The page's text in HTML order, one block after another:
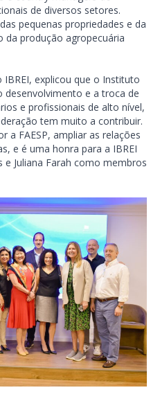
de diversos setores.
pequenas propriedades e da
produção agropecuária
explicou que o Instituto
e a troca de
e profissionais de alto nível,
tem muito a contribuir.
a FAESP, ampliar as relações
e é uma honra para a IBREI
Juliana Farah como membros